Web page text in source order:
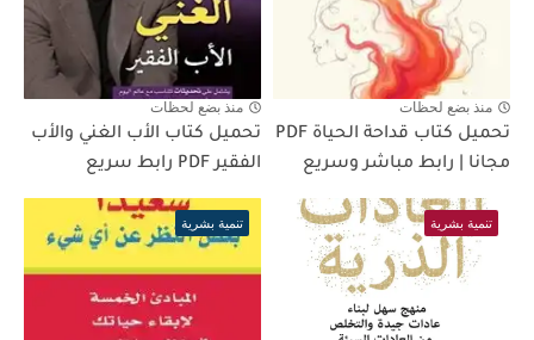
منذ بضع لحظات
تحميل كتاب قداحة الحياة PDF
مجانا | رابط مباشر وسريع
منذ بضع لحظات
تحميل كتاب الأب الغني والأب
الفقير PDF رابط سريع
تنمية بشرية تنمية بشرية